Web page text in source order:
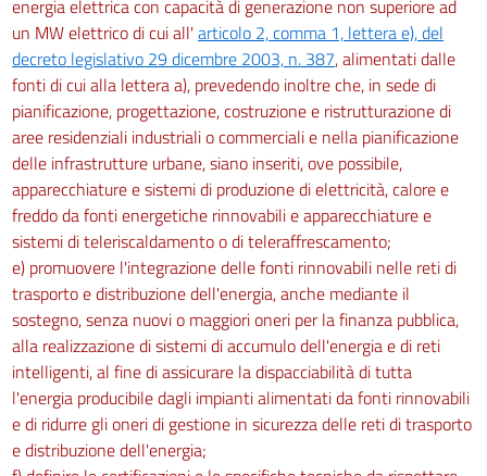
energia elettrica con capacità di generazione non superiore ad
un MW elettrico di cui all' articolo 2, comma 1, lettera e), del
decreto legislativo 29 dicembre 2003, n. 387, alimentati dalle
fonti di cui alla lettera a), prevedendo inoltre che, in sede di
pianificazione, progettazione, costruzione e ristrutturazione di
aree residenziali industriali o commerciali e nella pianificazione
delle infrastrutture urbane, siano inseriti, ove possibile,
apparecchiature e sistemi di produzione di elettricità, calore e
freddo da fonti energetiche rinnovabili e apparecchiature e
sistemi di teleriscaldamento o di teleraffrescamento;
e) promuovere l'integrazione delle fonti rinnovabili nelle reti di
trasporto e distribuzione dell'energia, anche mediante il
sostegno, senza nuovi o maggiori oneri per la finanza pubblica,
alla realizzazione di sistemi di accumulo dell'energia e di reti
intelligenti, al fine di assicurare la dispacciabilità di tutta
l'energia producibile dagli impianti alimentati da fonti rinnovabili
e di ridurre gli oneri di gestione in sicurezza delle reti di trasporto
e distribuzione dell'energia;